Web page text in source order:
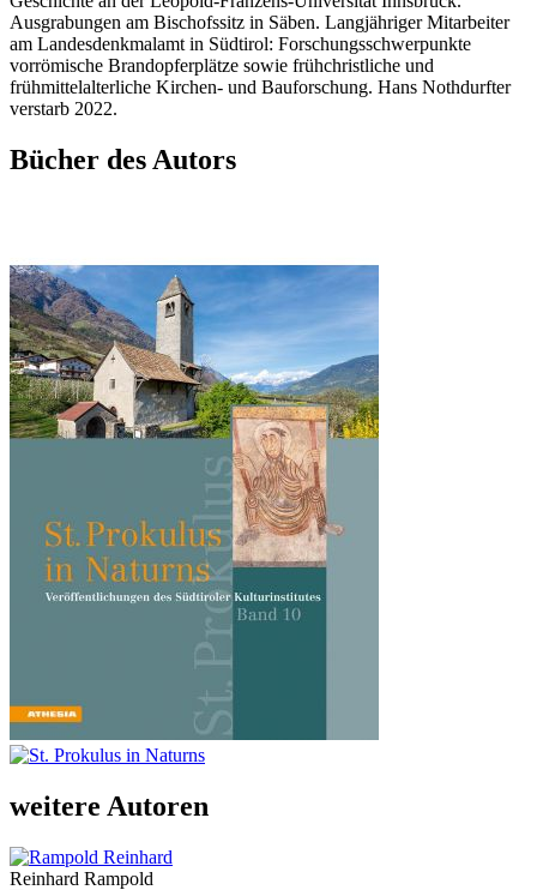
Ausgrabungen am Bischofssitz in Säben. Langjähriger Mitarbeiter
am Landesdenkmalamt in Südtirol: Forschungsschwerpunkte
vorrömische Brandopferplätze sowie frühchristliche und
frühmittelalterliche Kirchen- und Bauforschung. Hans Nothdurfter
verstarb 2022.
Bücher des Autors
weitere Autoren
Reinhard Rampold